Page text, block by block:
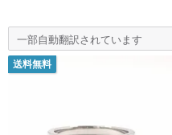
一部自動翻訳されています
送料無料